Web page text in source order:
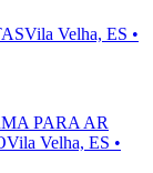
Vila Velha, ES •
PARA AR
Vila Velha, ES •